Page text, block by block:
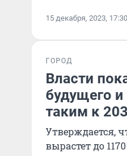
15 декабря, 2023, 17:30
ГОРОД
Власти
будущего
таким к
Утверждается,
вырастет до